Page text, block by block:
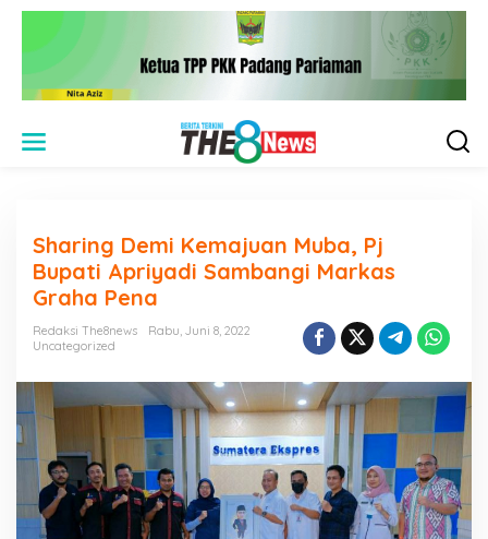
Sharing Demi Kemajuan Muba, Pj
Bupati Apriyadi Sambangi Markas
Graha Pena
Redaksi The8news
Rabu, Juni 8, 2022
Uncategorized